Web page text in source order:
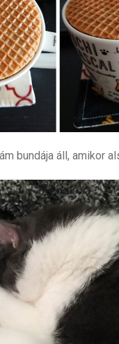
bundája áll, amikor